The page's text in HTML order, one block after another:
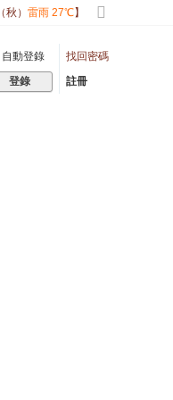
） 雷雨 27℃】
到
自動登錄
找回密碼
登錄 註冊